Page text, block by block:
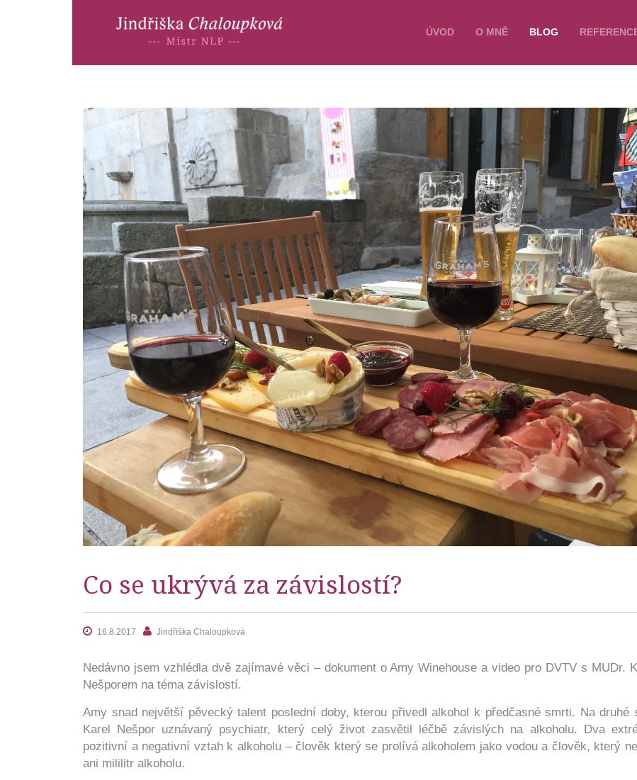
ÚVOD O MNĚ BLOG
Co se ukrývá za závislostí?
16.8.2017 Jindřiška Chaloupková
Nedávno jsem vzhlédla dvě zajímavé věci – dokument o Amy Winehouse a video pro DVTV s MUDr.
Nešporem na téma závislostí.
Amy snad největší pěvecký talent poslední doby, kterou přivedl alkohol k předčasné smrti. Na druhé
Karel Nešpor uznávaný psychiatr, který celý život zasvětil léčbě závislých na alkoholu. Dva
pozitivní a negativní vztah k alkoholu – člověk který se prolívá alkoholem jako vodou a člověk, který
ani mililitr alkoholu.